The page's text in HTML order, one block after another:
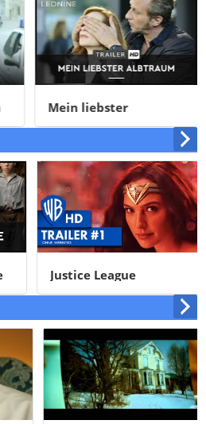
Mein liebster
Alptraum
Justice League